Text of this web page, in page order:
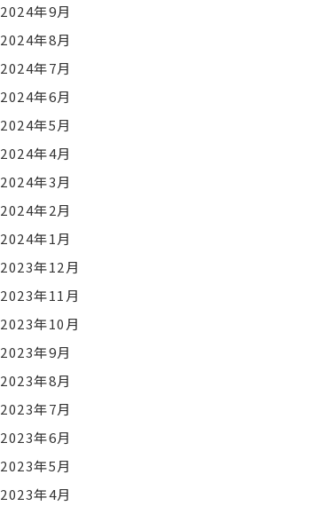
2024年9月
2024年8月
2024年7月
2024年6月
2024年5月
2024年4月
2024年3月
2024年2月
2024年1月
2023年12月
2023年11月
2023年10月
2023年9月
2023年8月
2023年7月
2023年6月
2023年5月
2023年4月